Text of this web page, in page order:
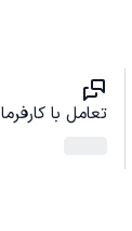
تعامل با کارفرما